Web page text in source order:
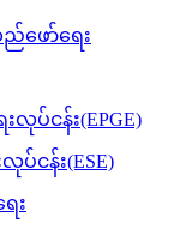
ဖော်ရေး
ပ်ငန်း(EPGE)
ပ်ငန်း(ESE)
း